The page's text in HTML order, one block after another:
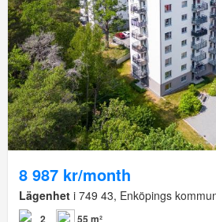
8 987 kr/month
Lägenhet i 749 43, Enköpings
2 55 m²